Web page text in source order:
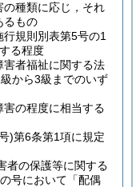
の種類に応じ，それ
るもの
規則別表第5号の1
る程度
者福祉に関する法
から3級までのいず
害の程度に相当する
)第6条第1項に規定
者の保護等に関する
号において「配偶